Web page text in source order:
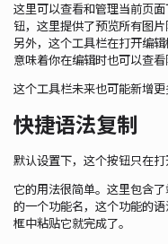
这里可以查看和管理当前页
钮，这里提供了预览所有图
另外，这个工具栏在打开编
意味着你在编辑时也可以查看
这个工具栏未来也可能新增更
快捷语法复制
默认设置下，这个按钮只在
它的用法很简单。这里包含
的一个功能名，这个功能的
框中粘贴它就完成了。